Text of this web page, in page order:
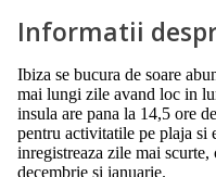
Informatii
Ibiza se bucura de soare
mai lungi zile avand loc in
insula are pana la 14,5 ore
pentru activitatile pe plaja si
inregistreaza zile mai
decembrie si ianuarie.